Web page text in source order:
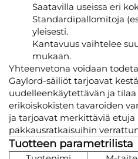
Saatavilla useissa eri
Standardipallomitoja
yleisesti.
Kantavuus vaihtelee
mukaan.
Yhteenvetona voidaan
Gaylord-säiliöt tarjoavat
uudelleenkäytettävän ja tilaa
erikoiskokisten tavaroiden
ja tarjoavat merkittäviä
pakkausratkaisuihin
Tuotteen parametrilista